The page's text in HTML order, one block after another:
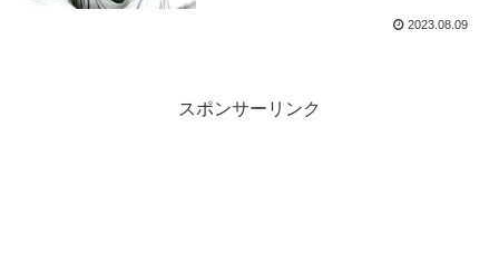
2023.08.09
スポンサーリンク